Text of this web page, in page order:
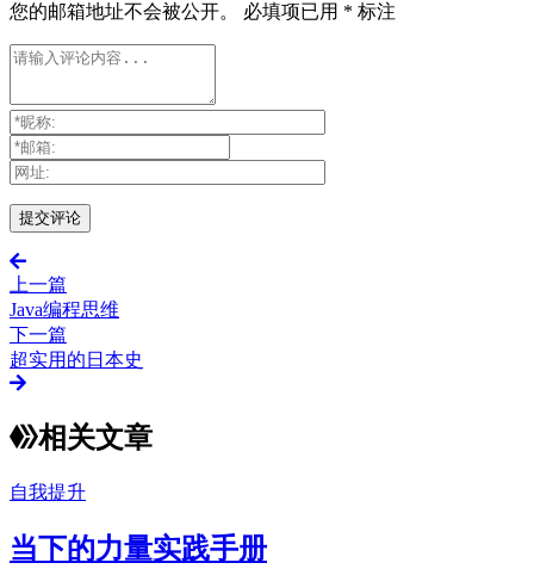
您的邮箱地址不会被公开。 必填项已用 * 标注
上一篇
Java编程思维
下一篇
超实用的日本史
相关文章
自我提升
当下的力量实践手册